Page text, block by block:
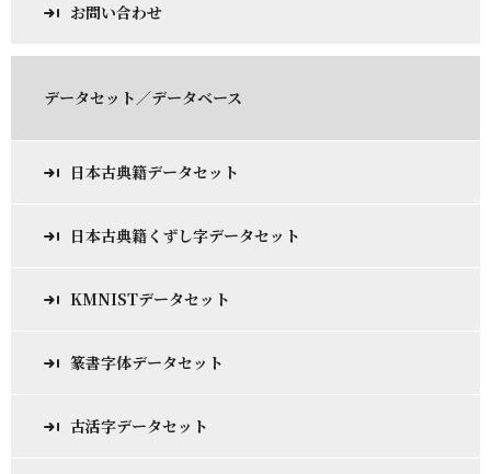
お問い合わせ
データセット／データベース
日本古典籍データセット
日本古典籍くずし字データセット
KMNISTデータセット
篆書字体データセット
古活字データセット